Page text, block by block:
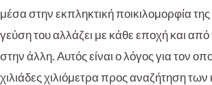
μέσα στην εκπληκτική ποικιλομορφία
γεύση του αλλάζει με κάθε εποχή και από
στην άλλη. Αυτός είναι ο λόγος για τον
χιλιάδες χιλιόμετρα προς αναζήτηση